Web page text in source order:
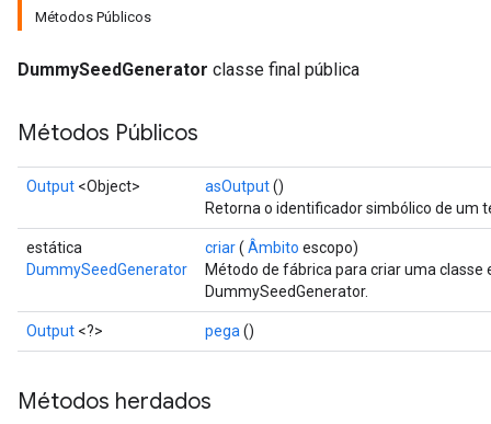
Métodos Públicos
DummySeedGenerator classe final pública
Métodos Públicos
Output <Object> asOutput()
Retorna o identificador simbólico de um
estática
DummySeedGenerator
criar( Âmbito escopo)
Método de fábrica para criar uma
DummySeedGenerator.
Output <?> pega ()
Métodos herdados